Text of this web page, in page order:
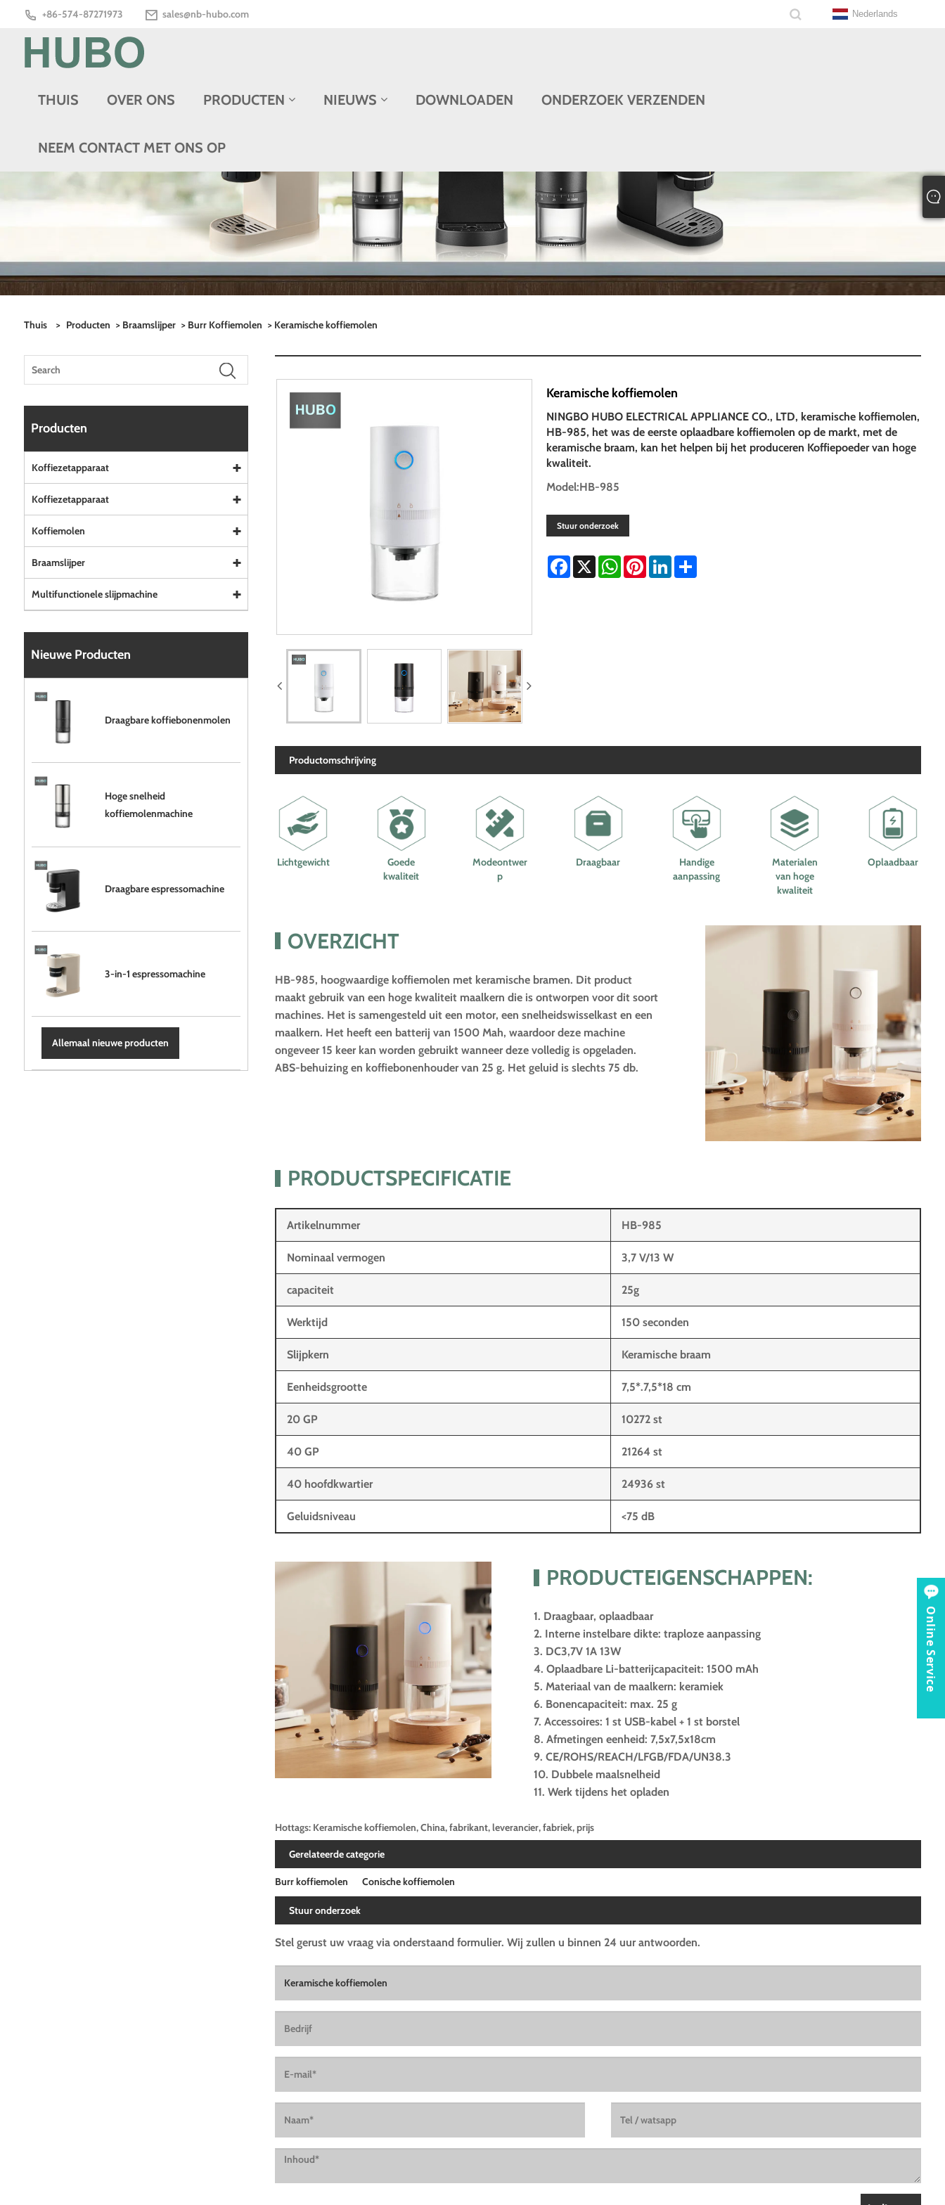
+86-574-87271973 sales@nb-hubo.com Nederlands
THUIS OVER ONS PRODUCTEN NIEUWS DOWNLOADEN ONDERZOEK VERZENDEN
NEEM CONTACT MET ONS OP
Thuis > Producten > Braamslijper > Burr Koffiemolen > Keramische koffiemolen
Producten
Koffiezetapparaat
Koffiezetapparaat
Koffiemolen
Braamslijper
Multifunctionele slijpmachine
Nieuwe Producten
Draagbare koffiebonenmolen
Hoge snelheid
koffiemolenmachine
Draagbare espressomachine
3-in-1 espressomachine
Allemaal nieuwe producten
Keramische koffiemolen
NINGBO HUBO ELECTRICAL APPLIANCE CO., LTD, keramische koffiemolen,
HB-985, het was de eerste oplaadbare koffiemolen op de markt, met de
keramische braam, kan het helpen bij het produceren Koffiepoeder van hoge
kwaliteit.
Model:HB-985
Stuur onderzoek
Facebook
X WhatsAppPinterestLinkedIn
Productomschrijving
Lichtgewicht
Goede
kwaliteit
Modeontwer
p
Draagbaar
Handige
aanpassing
Materialen
van hoge
kwaliteit
Oplaadbaar
OVERZICHT
HB-985, hoogwaardige koffiemolen met keramische bramen. Dit product
maakt gebruik van een hoge kwaliteit maalkern die is ontworpen voor dit soort
machines. Het is samengesteld uit een motor, een snelheidswisselkast en een
maalkern. Het heeft een batterij van 1500 Mah, waardoor deze machine
ongeveer 15 keer kan worden gebruikt wanneer deze volledig is opgeladen.
ABS-behuizing en koffiebonenhouder van 25 g. Het geluid is slechts 75 db.
PRODUCTSPECIFICATIE
Artikelnummer HB-985
Nominaal vermogen 3,7 V/13 W
capaciteit 25g
Werktijd 150 seconden
Slijpkern Keramische braam
Eenheidsgrootte 7,5*.7,5*18 cm
20 GP 10272 st
40 GP 21264 st
40 hoofdkwartier 24936 st
Geluidsniveau <75 dB
PRODUCTEIGENSCHAPPEN:
1. Draagbaar, oplaadbaar
2. Interne instelbare dikte: traploze aanpassing
3. DC3,7V 1A 13W
4. Oplaadbare Li-batterijcapaciteit: 1500 mAh
5. Materiaal van de maalkern: keramiek
6. Bonencapaciteit: max. 25 g
7. Accessoires: 1 st USB-kabel + 1 st borstel
8. Afmetingen eenheid: 7,5x7,5x18cm
9. CE/ROHS/REACH/LFGB/FDA/UN38.3
10. Dubbele maalsnelheid
11. Werk tijdens het opladen
Hottags: Keramische koffiemolen, China, fabrikant, leverancier, fabriek, prijs
Gerelateerde categorie
Burr koffiemolen Conische koffiemolen
Stuur onderzoek
Stel gerust uw vraag via onderstaand formulier. Wij zullen u binnen 24 uur antwoorden.
Online Service